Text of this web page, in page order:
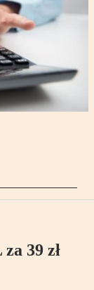
39 zł